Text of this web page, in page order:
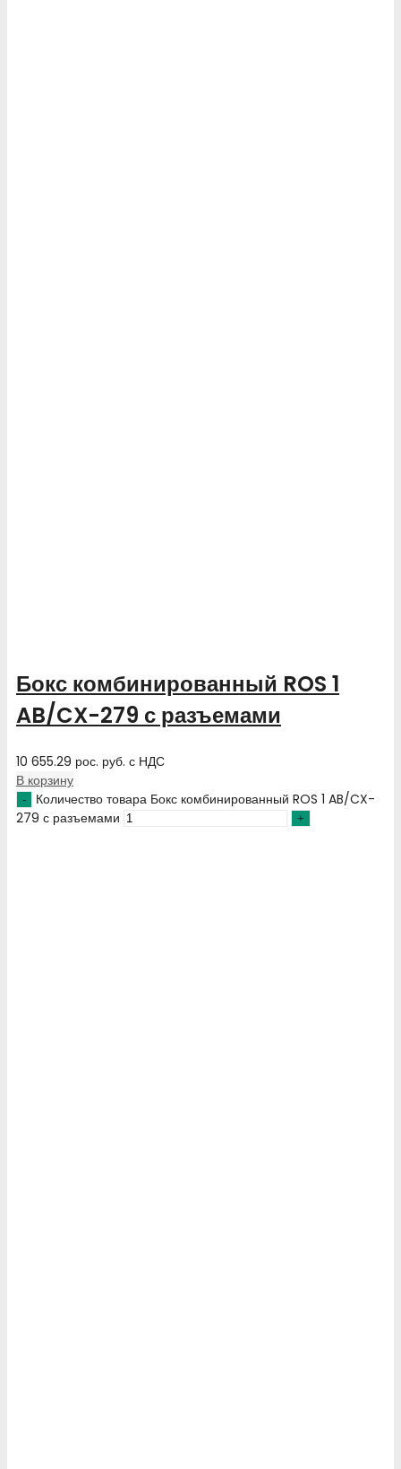
Бокс комбинированный ROS 1
AB/CX-279 с разъемами
10 655.29 рос. руб. с НДС
В корзину
Количество товара Бокс комбинированный ROS 1 AB/CX-
279 с разъемами